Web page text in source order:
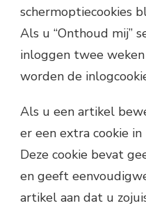
schermoptiecookies
Als u “Onthoud mij”
inloggen twee
worden de
Als u een artikel
er een extra cookie
Deze cookie bevat
en geeft
artikel aan dat u